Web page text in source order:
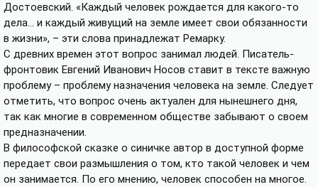
Достоевский. «Каждый человек рождается для какого-то
дела… и каждый живущий на земле имеет свои обязанности
в жизни», – эти слова принадлежат Ремарку.
С древних времен этот вопрос занимал людей. Писатель-
фронтовик Евгений Иванович Носов ставит в тексте важную
проблему – проблему назначения человека на земле. Следует
отметить, что вопрос очень актуален для нынешнего дня,
так как многие в современном обществе забывают о своем
предназначении.
В философской сказке о синичке автор в доступной форме
передает свои размышления о том, кто такой человек и чем
он занимается. По его мнению, человек способен на многое.